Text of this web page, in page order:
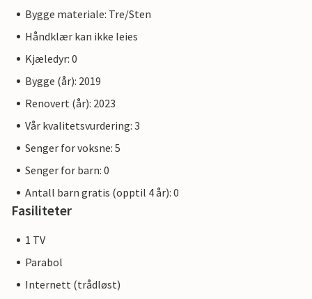
Bygge materiale: Tre/Sten
Håndklær kan ikke leies
Kjæledyr: 0
Bygge (år): 2019
Renovert (år): 2023
Vår kvalitetsvurdering: 3
Senger for voksne: 5
Senger for barn: 0
Antall barn gratis (opptil 4 år): 0
Fasiliteter
1 TV
Parabol
Internett (trådløst)